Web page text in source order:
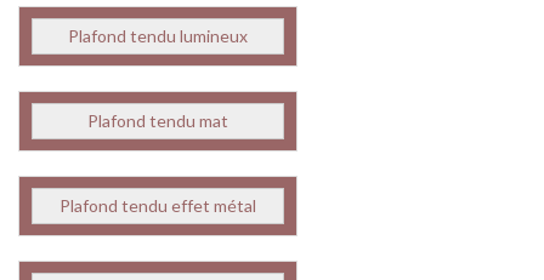
Plafond tendu lumineux
Plafond tendu mat
Plafond tendu effet métal